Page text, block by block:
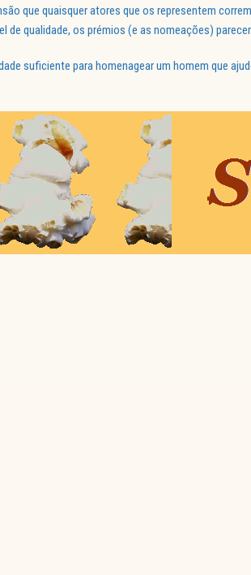
que quaisquer atores que os representem
de qualidade, os prémios (e as nomeações)
suficiente para homenagear um homem que